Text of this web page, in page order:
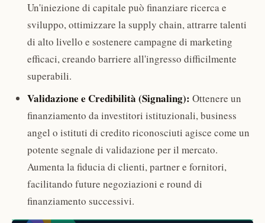
Un'iniezione di capitale può finanziare ricerca e
sviluppo, ottimizzare la supply chain, attrarre talenti
di alto livello e sostenere campagne di marketing
efficaci, creando barriere all'ingresso difficilmente
superabili.
Validazione e Credibilità (Signaling): Ottenere un
finanziamento da investitori istituzionali, business
angel o istituti di credito riconosciuti agisce come un
potente segnale di validazione per il mercato.
Aumenta la fiducia di clienti, partner e fornitori,
facilitando future negoziazioni e round di
finanziamento successivi.